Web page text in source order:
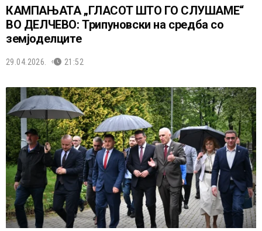
КАМПАЊАТА „ГЛАСОТ ШТО ГО СЛУШАМЕ“
ВО ДЕЛЧЕВО: Трипуновски на средба со
земјоделците
29.04.2026. 21:52